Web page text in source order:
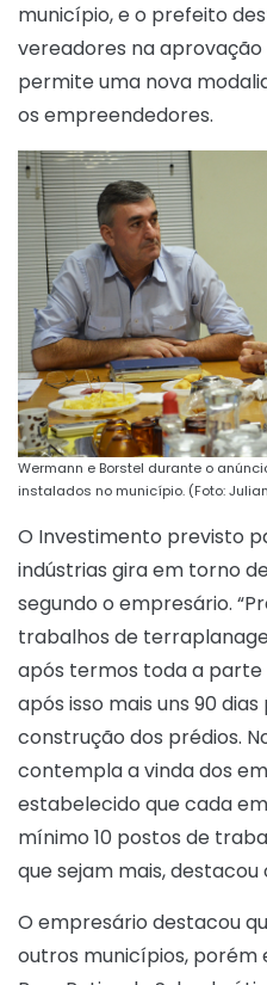
município, e o prefeito
vereadores na
permite uma nova
os empreendedores.
Wermann e Borstel durante o
instalados no município. (Foto:
O Investimento previsto
indústrias gira em torno
segundo o empresário.
trabalhos de
após termos toda a
após isso mais uns 90
construção dos prédios.
contempla a vinda dos
estabelecido que cada
mínimo 10 postos de
que sejam mais, destacou
O empresário destacou
outros municípios,